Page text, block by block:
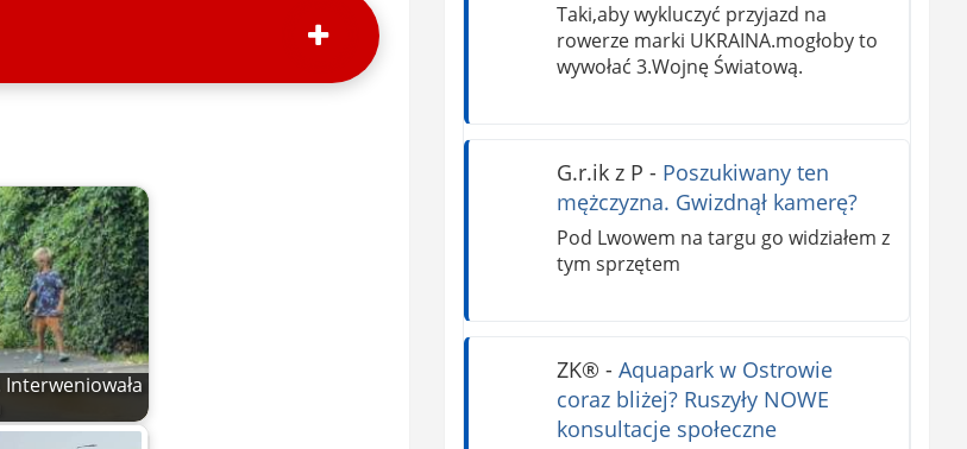
Taki,aby wykluczyć przyjazd na
rowerze marki UKRAINA.mogłoby to
wywołać 3.Wojnę Światową.
G.r.ik z P - Poszukiwany ten
mężczyzna. Gwizdnął kamerę?
Pod Lwowem na targu go widziałem z
tym sprzętem
ZK®️ - Aquapark w Ostrowie
coraz bliżej? Ruszyły NOWE
konsultacje społeczne